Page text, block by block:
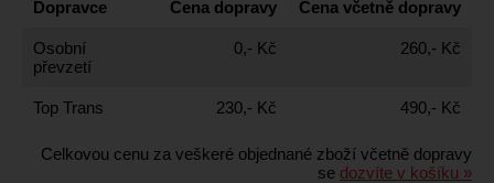
Dopravce Cena dopravy Cena včetně dopravy
Osobní
převzetí
0,- Kč 260,- Kč
Top Trans 230,- Kč 490,- Kč
Celkovou cenu za veškeré objednané zboží včetně dopravy
se dozvíte v košíku »